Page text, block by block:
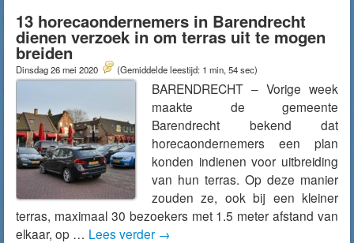
13 horecaondernemers in Barendrecht
dienen verzoek in om terras uit te mogen
breiden
Dinsdag 26 mei 2020 (Gemiddelde leestijd: 1 min, 54 sec)
BARENDRECHT – Vorige week
maakte de gemeente
Barendrecht bekend dat
horecaondernemers een plan
konden indienen voor uitbreiding
van hun terras. Op deze manier
zouden ze, ook bij een kleiner
terras, maximaal 30 bezoekers met 1.5 meter afstand van
elkaar, op … Lees verder →